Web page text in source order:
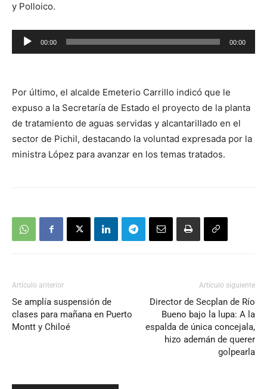
y Polloico.
Reproductor
de
00:00 00:00
Por último, el alcalde Emeterio Carrillo indicó que le
expuso a la Secretaría de Estado el proyecto de la planta
de tratamiento de aguas servidas y alcantarillado en el
sector de Pichil, destacando la voluntad expresada por la
ministra López para avanzar en los temas tratados.
Artículo anterior
Se amplía suspensión de
clases para mañana en Puerto
Montt y Chiloé
Artículo siguiente
Director de Secplan de Río
Bueno bajo la lupa: A la
espalda de única concejala,
hizo ademán de querer
golpearla